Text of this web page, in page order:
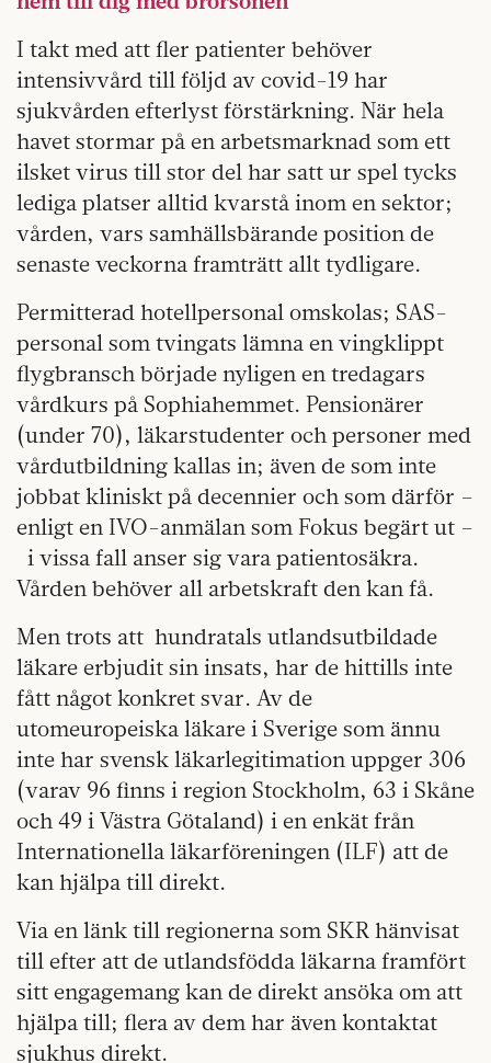
I takt med att fler patienter behöver
intensivvård till följd av covid-19 har
sjukvården efterlyst förstärkning. När hela
havet stormar på en arbetsmarknad som ett
ilsket virus till stor del har satt ur spel tycks
lediga platser alltid kvarstå inom en sektor;
vården, vars samhällsbärande position de
senaste veckorna framträtt allt tydligare.
Permitterad hotellpersonal omskolas; SAS-
personal som tvingats lämna en vingklippt
flygbransch började nyligen en tredagars
vårdkurs på Sophiahemmet. Pensionärer
(under 70), läkarstudenter och personer med
vårdutbildning kal­las in; även de som inte
jobbat kliniskt på decennier och som därför –
enligt en IVO-anmälan som Fokus begärt ut –
i vissa fall anser sig vara patientosäkra.
Vården behöver all arbetskraft den kan få.
Men trots att hundratals utlandsutbildade
läkare erbjudit sin insats, har de hittills inte
fått något konkret svar. Av de
utomeuropeiska läkare i Sverige som ännu
inte har svensk läkarlegitimation uppger 306
(var­av 96 finns i region Stockholm, 63 i Skåne
och 49 i Västra Götaland) i en enkät från
Internationella läkarföreningen (ILF) att de
kan hjälpa till direkt.
Via en länk till regionerna som SKR hänvisat
till efter att de utlandsfödda läkarna framfört
sitt engagemang kan de direkt ansöka om att
hjälpa till; flera av dem har även kontaktat
sjukhus direkt.